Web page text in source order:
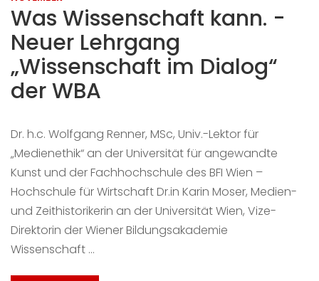
Was Wissenschaft kann. -
Neuer Lehrgang
„Wissenschaft im Dialog“
der WBA
Dr. h.c. Wolfgang Renner, MSc, Univ.-Lektor für
„Medienethik“ an der Universität für angewandte
Kunst und der Fachhochschule des BFI Wien –
Hochschule für Wirtschaft Dr.in Karin Moser, Medien-
und Zeithistorikerin an der Universität Wien, Vize-
Direktorin der Wiener Bildungsakademie
Wissenschaft …